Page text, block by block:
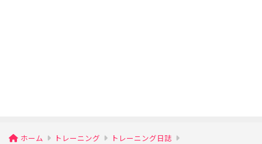
ホーム トレーニング トレーニング日誌